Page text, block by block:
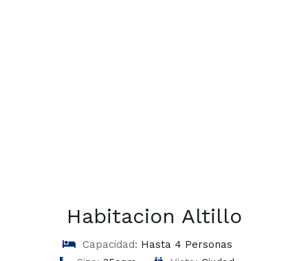
Habitacion Altillo
Capacidad: Hasta 4 Personas